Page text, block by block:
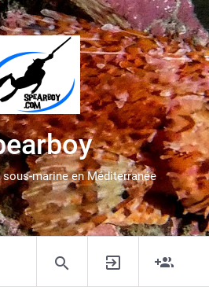
marine en Méditerranée